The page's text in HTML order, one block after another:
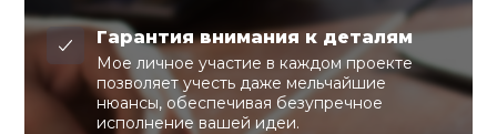
Гарантия внимания к деталям
Мое личное участие в каждом проекте
позволяет учесть даже мельчайшие
нюансы, обеспечивая безупречное
исполнение вашей идеи.